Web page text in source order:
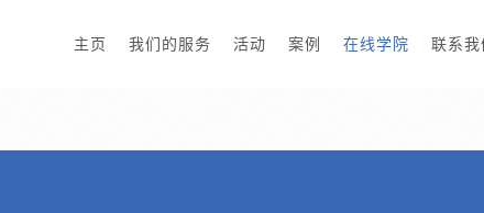
主页 我们的服务 活动 案例 在线学院 联系我